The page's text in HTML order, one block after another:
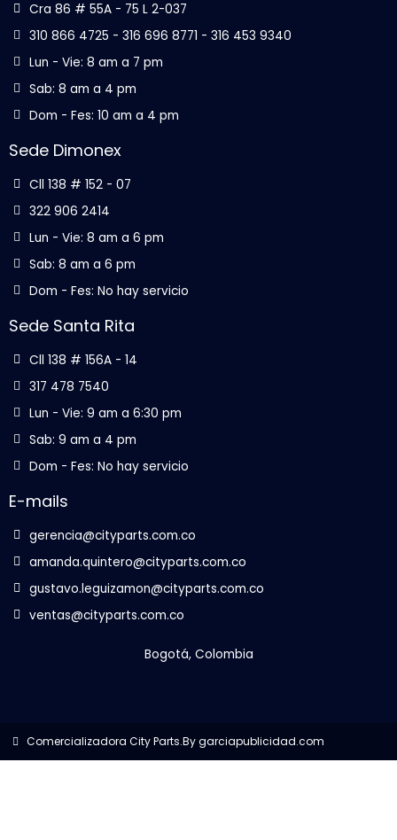
Cra 86 # 55A - 75 L 2-037
310 866 4725 - 316 696 8771 - 316 453 9340
Lun - Vie: 8 am a 7 pm
Sab: 8 am a 4 pm
Dom - Fes: 10 am a 4 pm
Sede Dimonex
Cll 138 # 152 - 07
322 906 2414
Lun - Vie: 8 am a 6 pm
Sab: 8 am a 6 pm
Dom - Fes: No hay servicio
Sede Santa Rita
Cll 138 # 156A - 14
317 478 7540
Lun - Vie: 9 am a 6:30 pm
Sab: 9 am a 4 pm
Dom - Fes: No hay servicio
E-mails
gerencia@cityparts.com.co
amanda.quintero@cityparts.com.co
gustavo.leguizamon@cityparts.com.co
ventas@cityparts.com.co
Bogotá, Colombia
Comercializadora City Parts.By garciapublicidad.com